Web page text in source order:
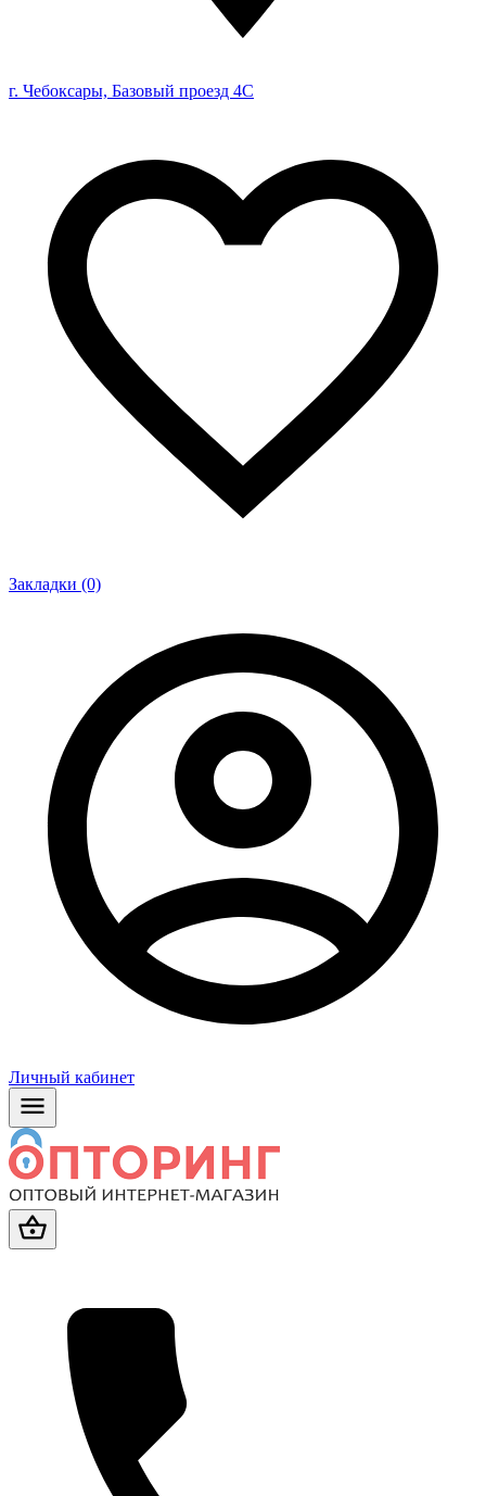
г. Чебоксары, Базовый проезд 4С
Закладки (0)
Личный кабинет